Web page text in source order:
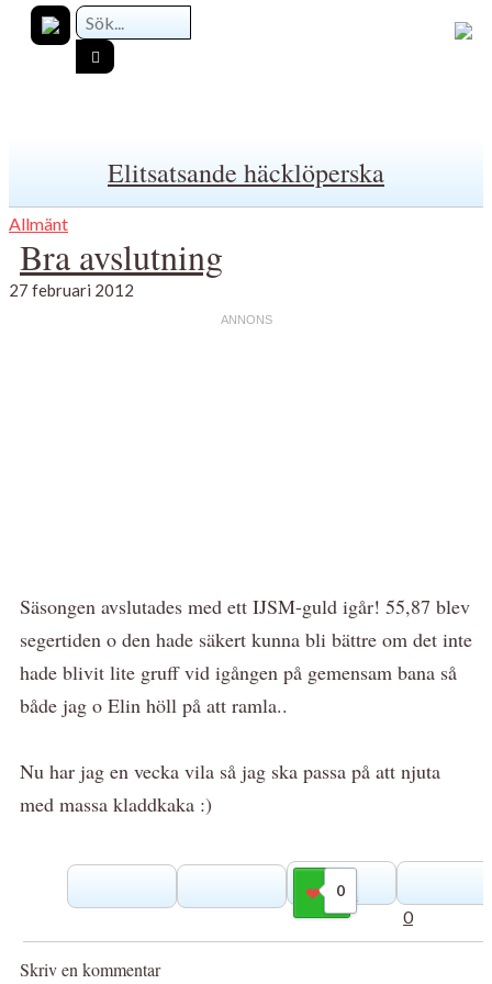
Elitsatsande häcklöperska
Allmänt
Bra avslutning
27 februari 2012
Säsongen avslutades med ett IJSM-guld igår! 55,87 blev
segertiden o den hade säkert kunna bli bättre om det inte
hade blivit lite gruff vid igången på gemensam bana så
både jag o Elin höll på att ramla..
Nu har jag en vecka vila så jag ska passa på att njuta
med massa kladdkaka :)
0
Gilla
0
Skriv en kommentar